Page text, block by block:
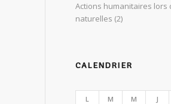
Actions humanitaires lors
naturelles (2)
CALENDRIER
L M M J